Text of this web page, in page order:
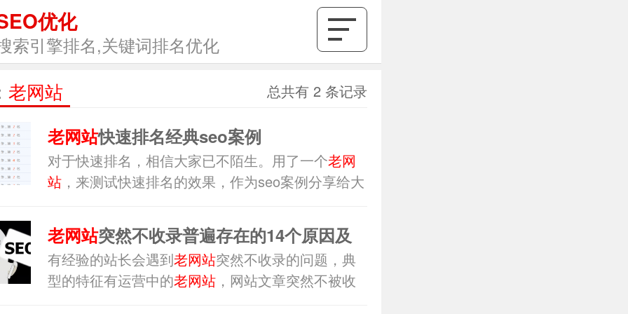
优化
索引擎排名,关键词排名优化
老网站 总共有 2 条记录
老网站快速排名经典seo案例
对于快速排名，相信大家已不陌生。用了一个老网
站 ，来测试快速排名的效果，作为seo案例分享给大
老网站突然不收录普遍存在的14个原因及
应对策略
有经验的站长会遇到老网站突然不收录的问题，典
型的特征有运营中的老网站 ，网站文章突然不被收